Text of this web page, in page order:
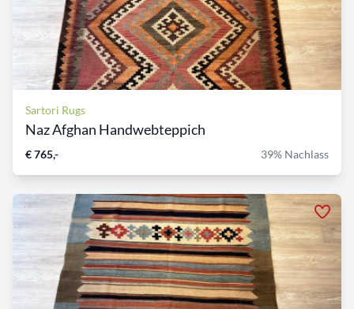
Sartori Rugs
Naz Afghan Handwebteppich
€ 765,- 39% Nachlass